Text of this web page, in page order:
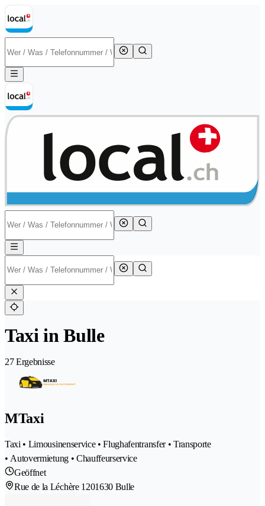
Taxi in Bulle
27 Ergebnisse
MTaxi
Taxi • Limousinenservice • Flughafentransfer • Transporte
• Autovermietung • Chauffeurservice
Geöffnet
Rue de la Léchère 1201630 Bulle